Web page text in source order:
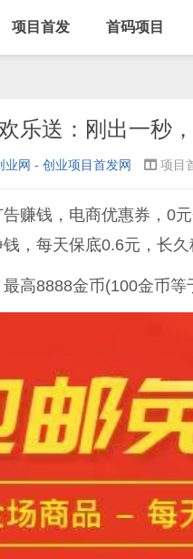
项目首发 首码项目
欢乐送：刚出一秒
业网 - 创业项目首发网 项目
赚钱，电商优惠券，0
，每天保底0.6元，长
高8888金币(100金币等